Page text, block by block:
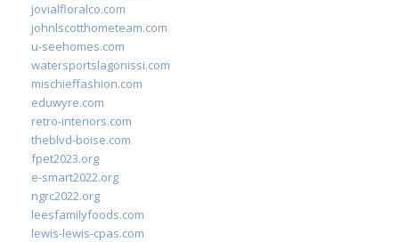
jovialfloralco.com
johnlscotthometeam.com
u-seehomes.com
watersportslagonissi.com
mischieffashion.com
eduwyre.com
retro-interiors.com
theblvd-boise.com
fpet2023.org
e-smart2022.org
ngrc2022.org
leesfamilyfoods.com
lewis-lewis-cpas.com